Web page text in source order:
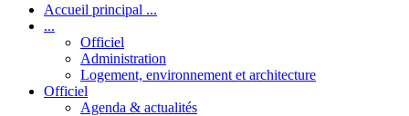
Accueil principal ...
...
Officiel
Administration
Logement, environnement et architecture
Officiel
Agenda & actualités